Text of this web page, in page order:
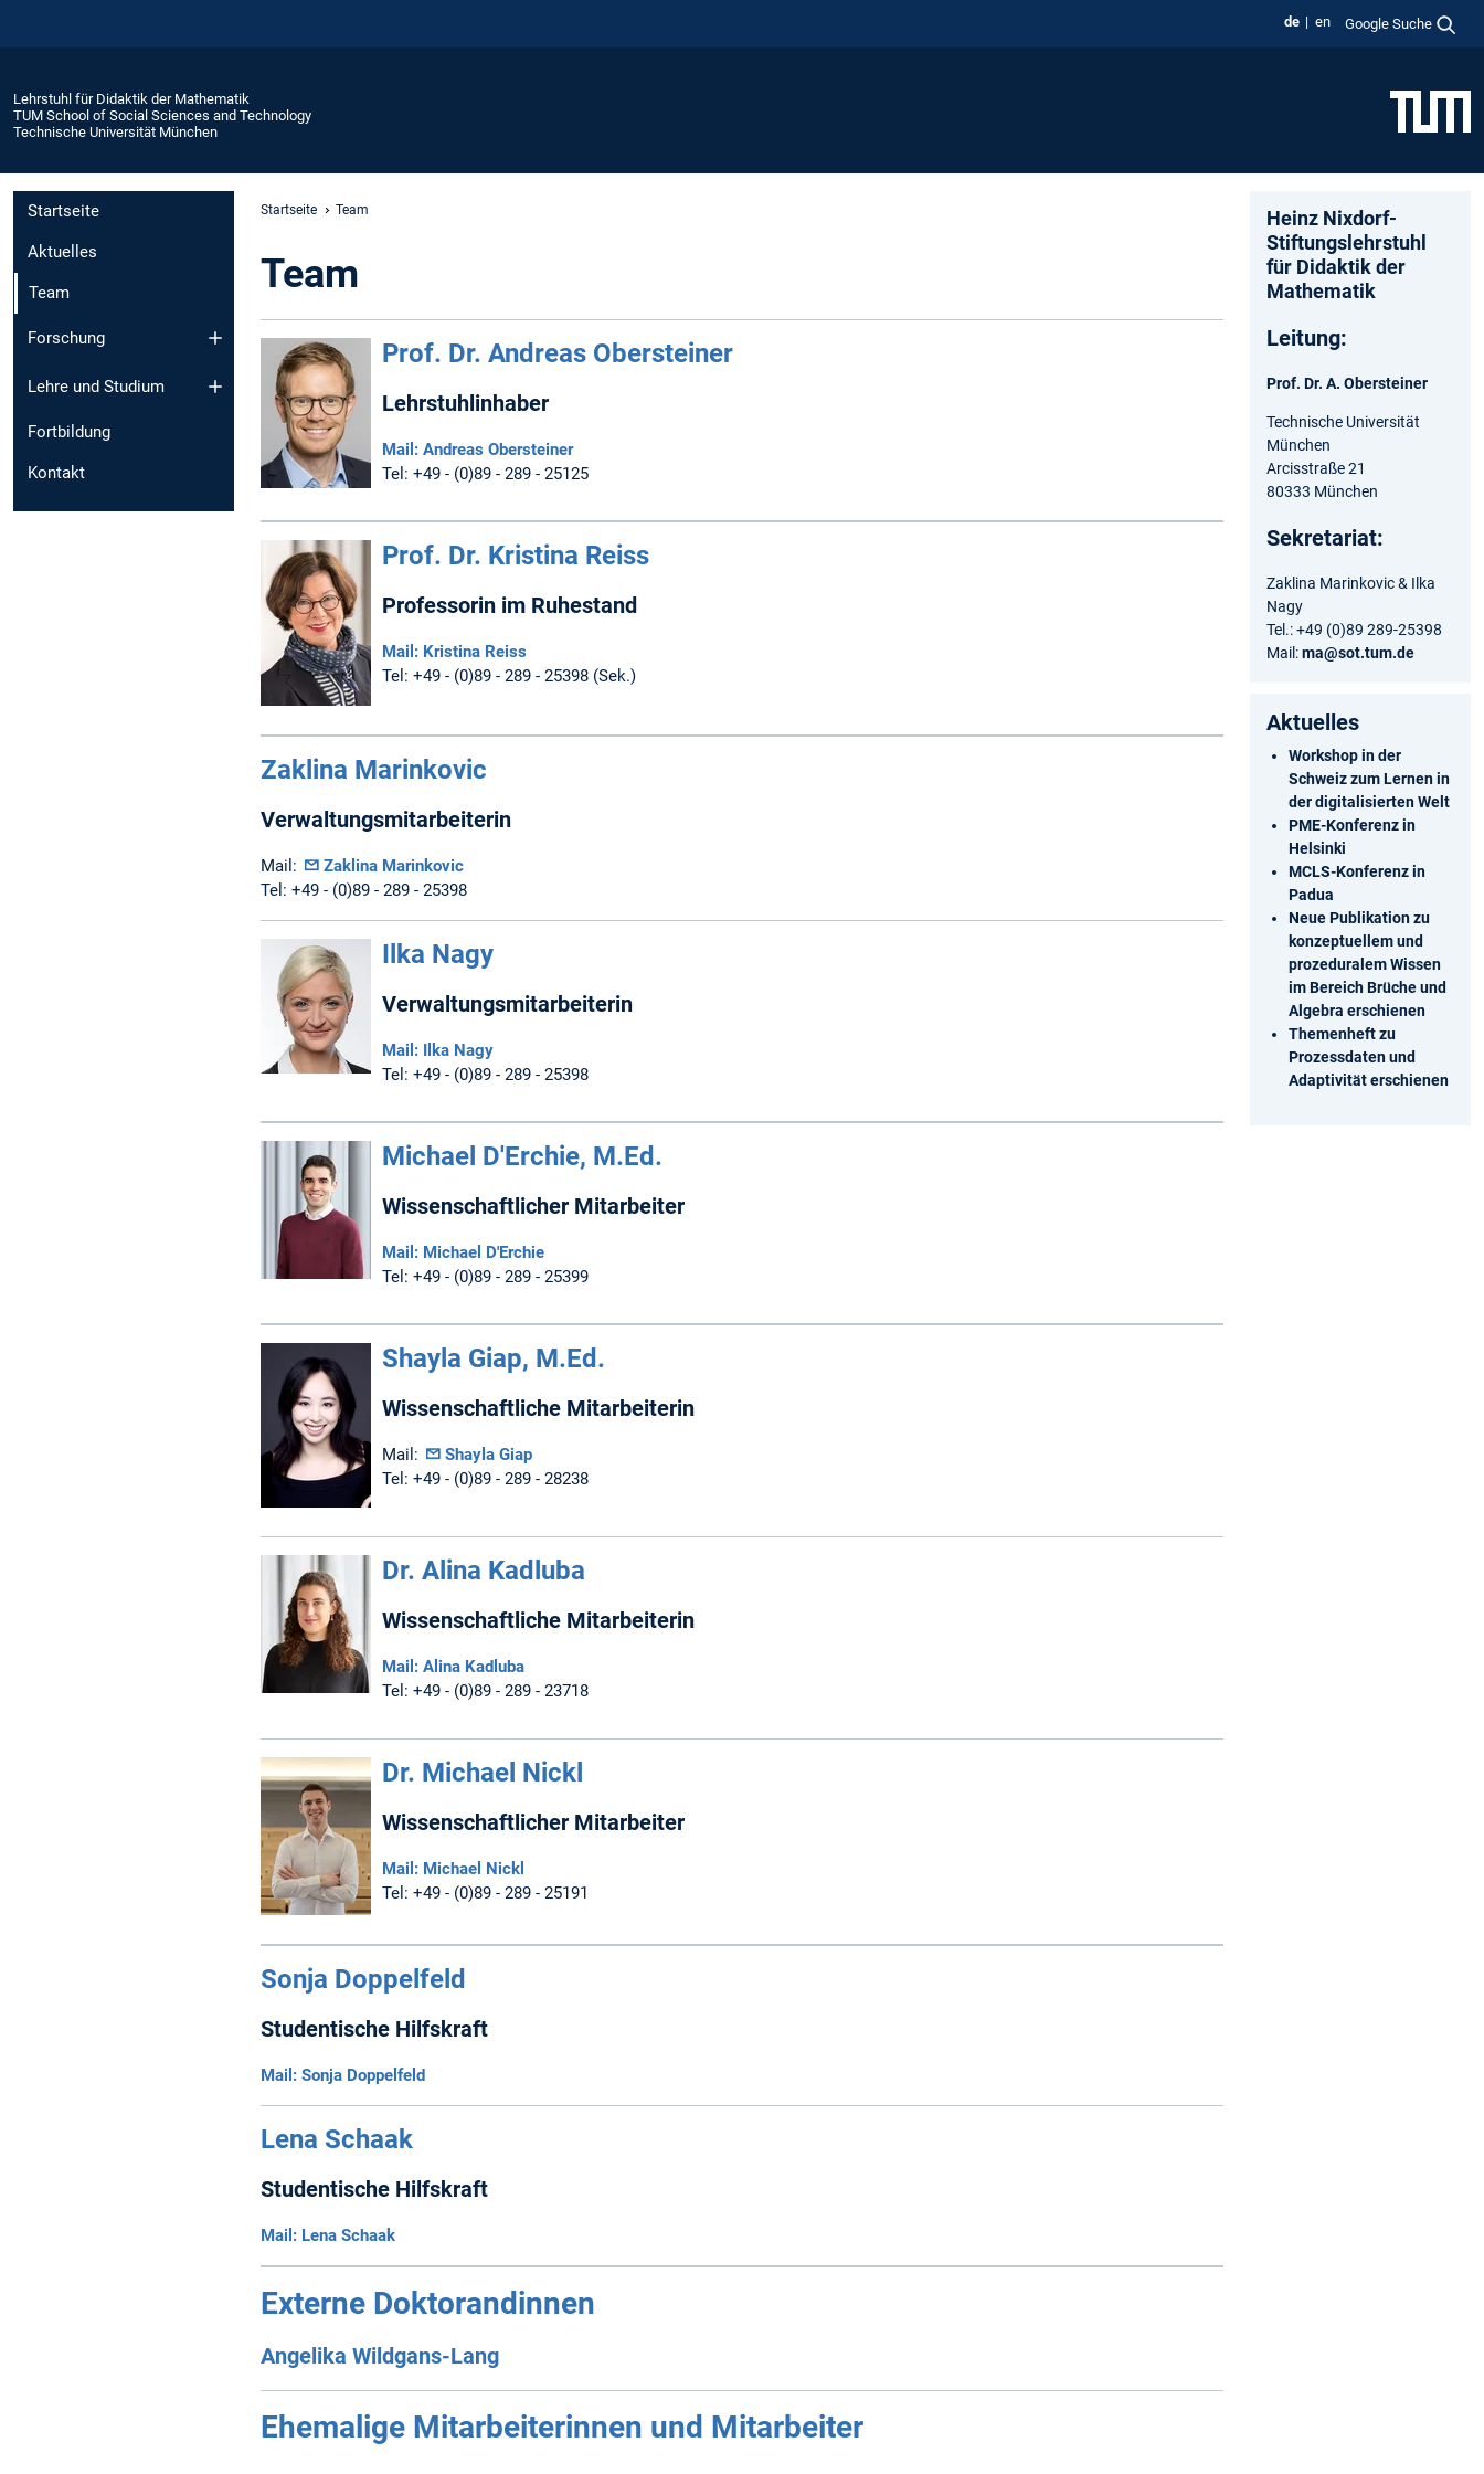
de en Google Suche
Lehrstuhl für Didaktik der Mathematik
TUM School of Social Sciences and Technology
Technische Universität München
Startseite
Aktuelles
Team
Forschung
Lehre und Studium
Fortbildung
Kontakt
Startseite Team
Team
Prof. Dr. Andreas Obersteiner
Lehrstuhlinhaber
Mail: Andreas Obersteiner
Tel: +49 - (0)89 - 289 - 25125
Prof. Dr. Kristina Reiss
Professorin im Ruhestand
Mail: Kristina Reiss
Tel: +49 - (0)89 - 289 - 25398 (Sek.)
Zaklina Marinkovic
Verwaltungsmitarbeiterin
Mail:
Zaklina Marinkovic
Tel: +49 - (0)89 - 289 - 25398
Ilka Nagy
Verwaltungsmitarbeiterin
Mail: Ilka Nagy
Tel: +49 - (0)89 - 289 - 25398
Michael D'Erchie, M.Ed.
Wissenschaftlicher Mitarbeiter
Mail: Michael D'Erchie
Tel: +49 - (0)89 - 289 - 25399
Shayla Giap, M.Ed.
Wissenschaftliche Mitarbeiterin
Mail:
Shayla Giap
Tel: +49 - (0)89 - 289 - 28238
Dr. Alina Kadluba
Wissenschaftliche Mitarbeiterin
Mail: Alina Kadluba
Tel: +49 - (0)89 - 289 - 23718
Dr. Michael Nickl
Wissenschaftlicher Mitarbeiter
Mail: Michael Nickl
Tel: +49 - (0)89 - 289 - 25191
Sonja Doppelfeld
Studentische Hilfskraft
Mail: Sonja Doppelfeld
Lena Schaak
Studentische Hilfskraft
Mail: Lena Schaak
Externe Doktorandinnen
Angelika Wildgans-Lang
Ehemalige Mitarbeiterinnen und Mitarbeiter
Heinz Nixdorf-
Stiftungslehrstuhl
für Didaktik der
Mathematik
Leitung:
Prof. Dr. A. Obersteiner
Technische Universität
München
Arcisstraße 21
80333 München
Sekretariat:
Zaklina Marinkovic & Ilka
Nagy
Tel.: +49 (0)89 289-25398
Mail:ma@sot.tum.de
Aktuelles
Workshop in der
Schweiz zum Lernen in
der digitalisierten Welt
PME-Konferenz in
Helsinki
MCLS-Konferenz in
Padua
Neue Publikation zu
konzeptuellem und
prozeduralem Wissen
im Bereich Brüche und
Algebra erschienen
Themenheft zu
Prozessdaten und
Adaptivität erschienen